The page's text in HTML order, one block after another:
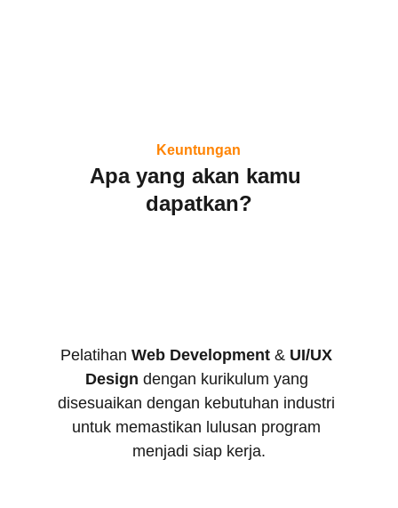
Apa yang akan kamu
dapatkan?
Keuntungan
Pelatihan Web Development & UI/UX
Design dengan kurikulum yang
disesuaikan dengan kebutuhan industri
untuk memastikan lulusan program
menjadi siap kerja.